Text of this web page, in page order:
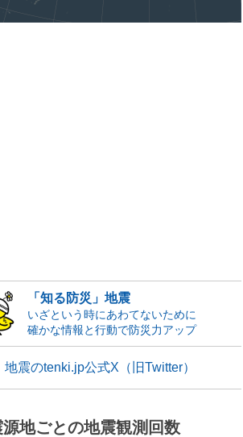
「知る防災」地震
いざという時にあわてないために
確かな情報と行動で防災力アップ
地震のtenki.jp公式X（旧Twitter）
源地ごとの地震観測回数